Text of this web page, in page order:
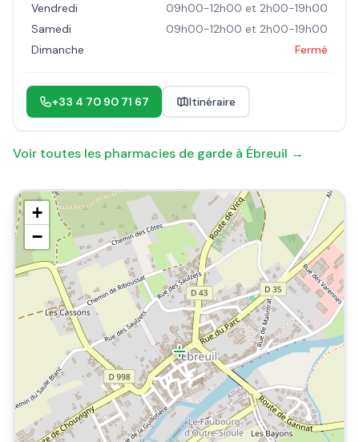
Vendredi
09h00-12h00 et 2h00-19h00
Samedi
09h00-12h00 et 2h00-19h00
Dimanche
Fermé
+33 4 70 90 71 67 Itinéraire
Voir toutes les pharmacies de garde à Ébreuil →
+
−